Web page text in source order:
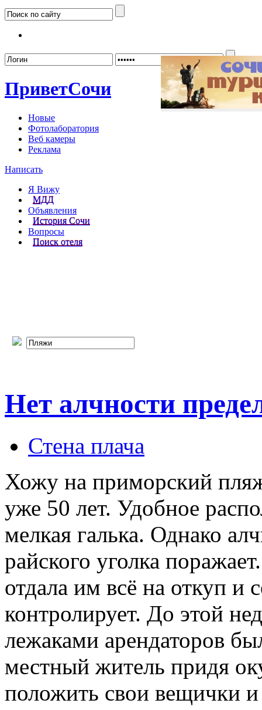
ПриветСочи
Новые
Фотолаборатория
Веб камеры
Реклама
Написать
Я Вижу
МДД
Объявления
История Сочи
Вопросы
Поиск отеля
Нет алчности
Стена плача
Хожу на приморский
уже 50 лет. Удобное
мелкая галька. Однако
райского уголка
отдала им всё на откуп и
контролирует. До этой
лежаками арендаторов
местный житель придя
положить свои вещички